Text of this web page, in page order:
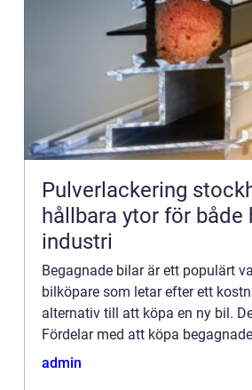
Pulverlackering
hållbara ytor för både
industri
Begagnade bilar är ett populärt
bilköpare som letar efter ett
alternativ till att köpa en ny bil.
Fördelar med att köpa
läg...
admin